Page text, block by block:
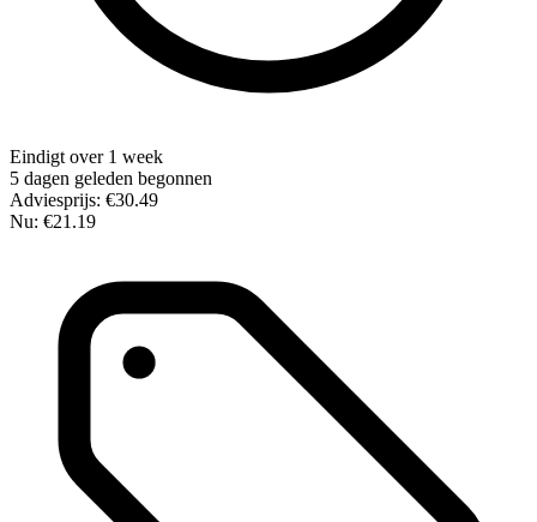
Eindigt over 1 week
5 dagen geleden begonnen
Adviesprijs: €30.49
Nu: €21.19